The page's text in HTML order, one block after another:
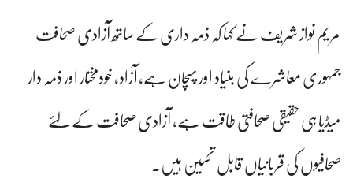
مریم نواز شریف نے کہا کہ ذمہ داری کے ساتھ آزادی صحافت
جمہوری معاشرے کی بنیاد اور پہچان ہے، آزاد، خودمختار اور ذمہ دار
میڈیا ہی حقیقی صحافتی طاقت ہے، آزادی صحافت کے لئے
صحافیوں کی قربانیاں قابل تحسین ہیں۔